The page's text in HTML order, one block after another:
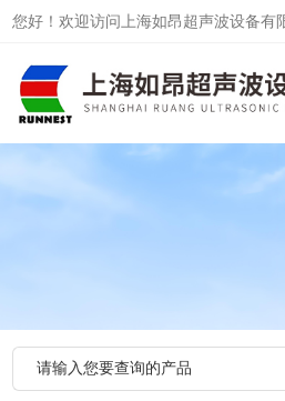
您好！欢迎访问上海如昂超声波设备有